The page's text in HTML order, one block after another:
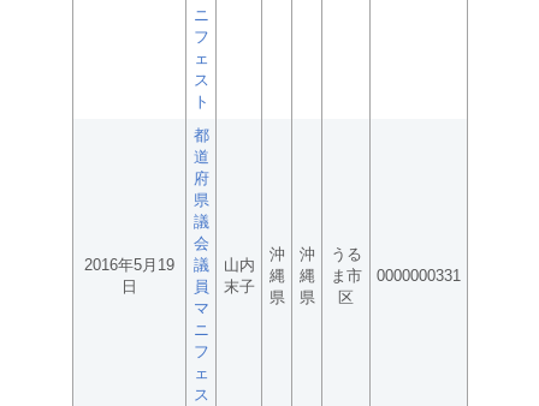
ニ
フ
ェ
ス
ト
2016年5月19
日
都
道
府
県
議
会
議
員
マ
ニ
フ
ェ
ス
山内
末子
沖
縄
県
沖
縄
県
うる
ま市
区
0000000331